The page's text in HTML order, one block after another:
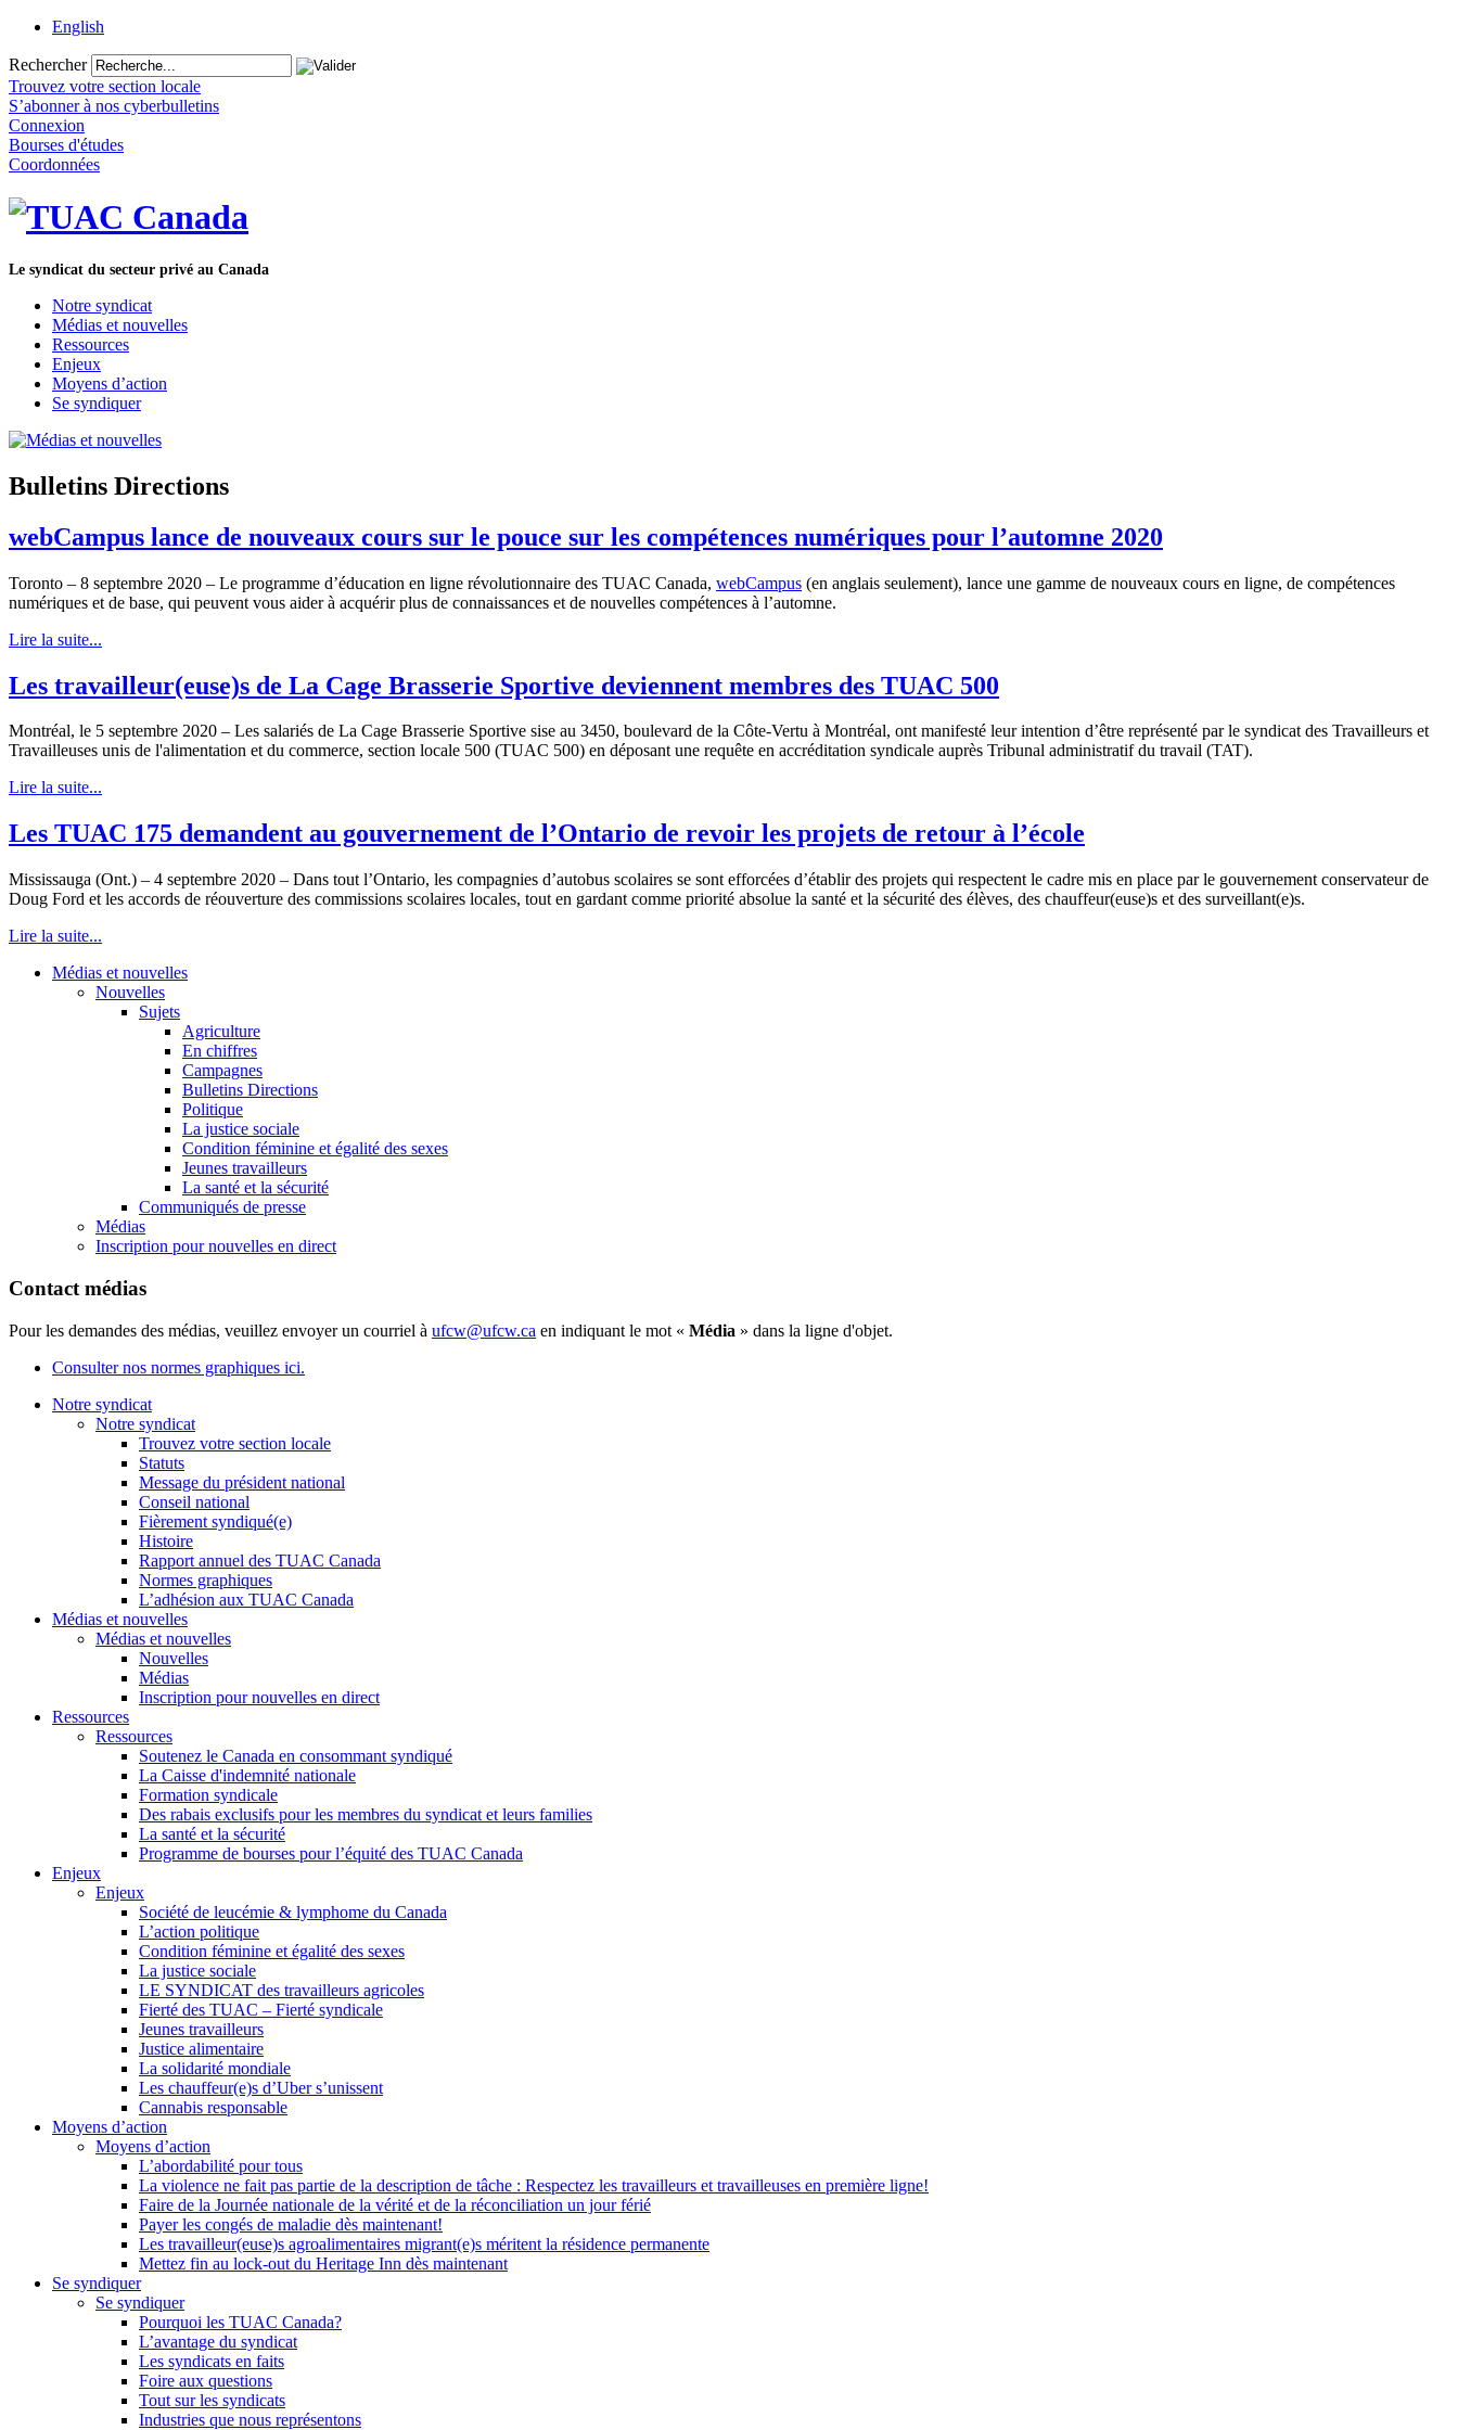
English
Rechercher
Trouvez votre section locale
S’abonner à nos cyberbulletins
Connexion
Bourses d'études
Coordonnées
Le syndicat du secteur privé au Canada
Notre syndicat
Médias et nouvelles
Ressources
Enjeux
Moyens d’action
Se syndiquer
Bulletins Directions
webCampus lance de nouveaux cours sur le pouce sur les compétences numériques pour l’automne 2020
Toronto – 8 septembre 2020 – Le programme d’éducation en ligne révolutionnaire des TUAC Canada, webCampus (en anglais seulement), lance une gamme de nouveaux cours en ligne, de compétences
numériques et de base, qui peuvent vous aider à acquérir plus de connaissances et de nouvelles compétences à l’automne.
Lire la suite...
Les travailleur(euse)s de La Cage Brasserie Sportive deviennent membres des TUAC 500
Montréal, le 5 septembre 2020 – Les salariés de La Cage Brasserie Sportive sise au 3450, boulevard de la Côte-Vertu à Montréal, ont manifesté leur intention d’être représenté par le syndicat des Travailleurs et
Travailleuses unis de l'alimentation et du commerce, section locale 500 (TUAC 500) en déposant une requête en accréditation syndicale auprès Tribunal administratif du travail (TAT).
Lire la suite...
Les TUAC 175 demandent au gouvernement de l’Ontario de revoir les projets de retour à l’école
Mississauga (Ont.) – 4 septembre 2020 – Dans tout l’Ontario, les compagnies d’autobus scolaires se sont efforcées d’établir des projets qui respectent le cadre mis en place par le gouvernement conservateur de
Doug Ford et les accords de réouverture des commissions scolaires locales, tout en gardant comme priorité absolue la santé et la sécurité des élèves, des chauffeur(euse)s et des surveillant(e)s.
Lire la suite...
Médias et nouvelles
Nouvelles
Sujets
Agriculture
En chiffres
Campagnes
Bulletins Directions
Politique
La justice sociale
Condition féminine et égalité des sexes
Jeunes travailleurs
La santé et la sécurité
Communiqués de presse
Médias
Inscription pour nouvelles en direct
Contact médias
Pour les demandes des médias, veuillez envoyer un courriel à ufcw@ufcw.ca en indiquant le mot « Média » dans la ligne d'objet.
Consulter nos normes graphiques ici.
Notre syndicat
Notre syndicat
Trouvez votre section locale
Statuts
Message du président national
Conseil national
Fièrement syndiqué(e)
Histoire
Rapport annuel des TUAC Canada
Normes graphiques
L’adhésion aux TUAC Canada
Médias et nouvelles
Médias et nouvelles
Nouvelles
Médias
Inscription pour nouvelles en direct
Ressources
Ressources
Soutenez le Canada en consommant syndiqué
La Caisse d'indemnité nationale
Formation syndicale
Des rabais exclusifs pour les membres du syndicat et leurs families
La santé et la sécurité
Programme de bourses pour l’équité des TUAC Canada
Enjeux
Enjeux
Société de leucémie & lymphome du Canada
L’action politique
Condition féminine et égalité des sexes
La justice sociale
LE SYNDICAT des travailleurs agricoles
Fierté des TUAC – Fierté syndicale
Jeunes travailleurs
Justice alimentaire
La solidarité mondiale
Les chauffeur(e)s d’Uber s’unissent
Cannabis responsable
Moyens d’action
Moyens d’action
L’abordabilité pour tous
La violence ne fait pas partie de la description de tâche : Respectez les travailleurs et travailleuses en première ligne!
Faire de la Journée nationale de la vérité et de la réconciliation un jour férié
Payer les congés de maladie dès maintenant!
Les travailleur(euse)s agroalimentaires migrant(e)s méritent la résidence permanente
Mettez fin au lock-out du Heritage Inn dès maintenant
Se syndiquer
Se syndiquer
Pourquoi les TUAC Canada?
L’avantage du syndicat
Les syndicats en faits
Foire aux questions
Tout sur les syndicats
Industries que nous représentons